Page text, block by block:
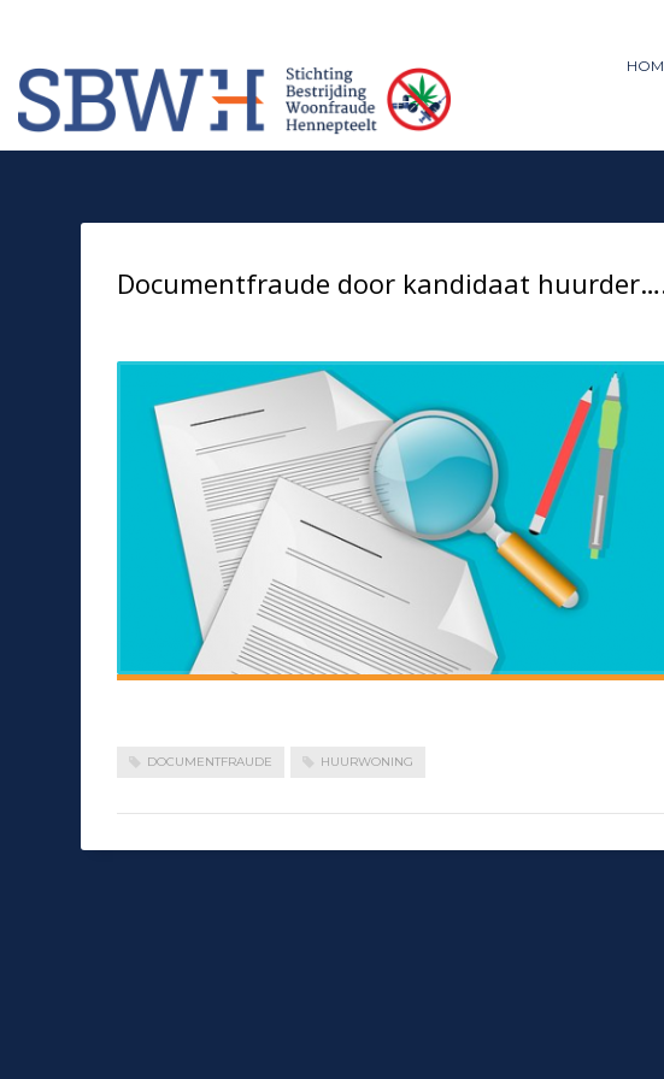
1 Login or create new account.
If you still have problems, please let us know, by sending an email to
Documentfraude door kandidaat
DOCUMENTFRAUDE HUURWONING